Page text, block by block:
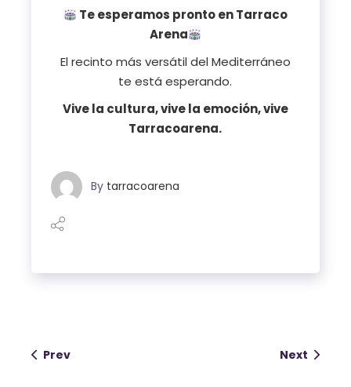
Te esperamos pronto en Tarraco
Arena
El recinto más versátil del Mediterráneo
te está esperando.
Vive la cultura, vive la emoción, vive
Tarracoarena.
By tarracoarena
Prev Next